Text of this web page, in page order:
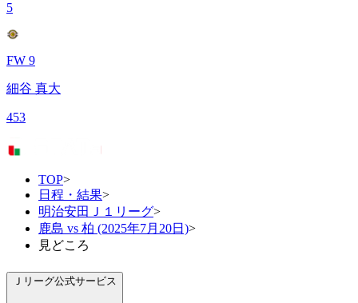
5
FW 9
細谷 真大
453
TOP>
日程・結果>
明治安田Ｊ１リーグ>
鹿島 vs 柏 (2025年7月20日)>
見どころ
Ｊリーグ公式サービス